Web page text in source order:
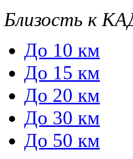
Близость к
До 10 км
До 15 км
До 20 км
До 30 км
До 50 км